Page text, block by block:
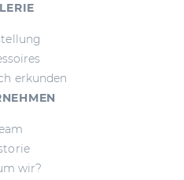
erkunden
wir?